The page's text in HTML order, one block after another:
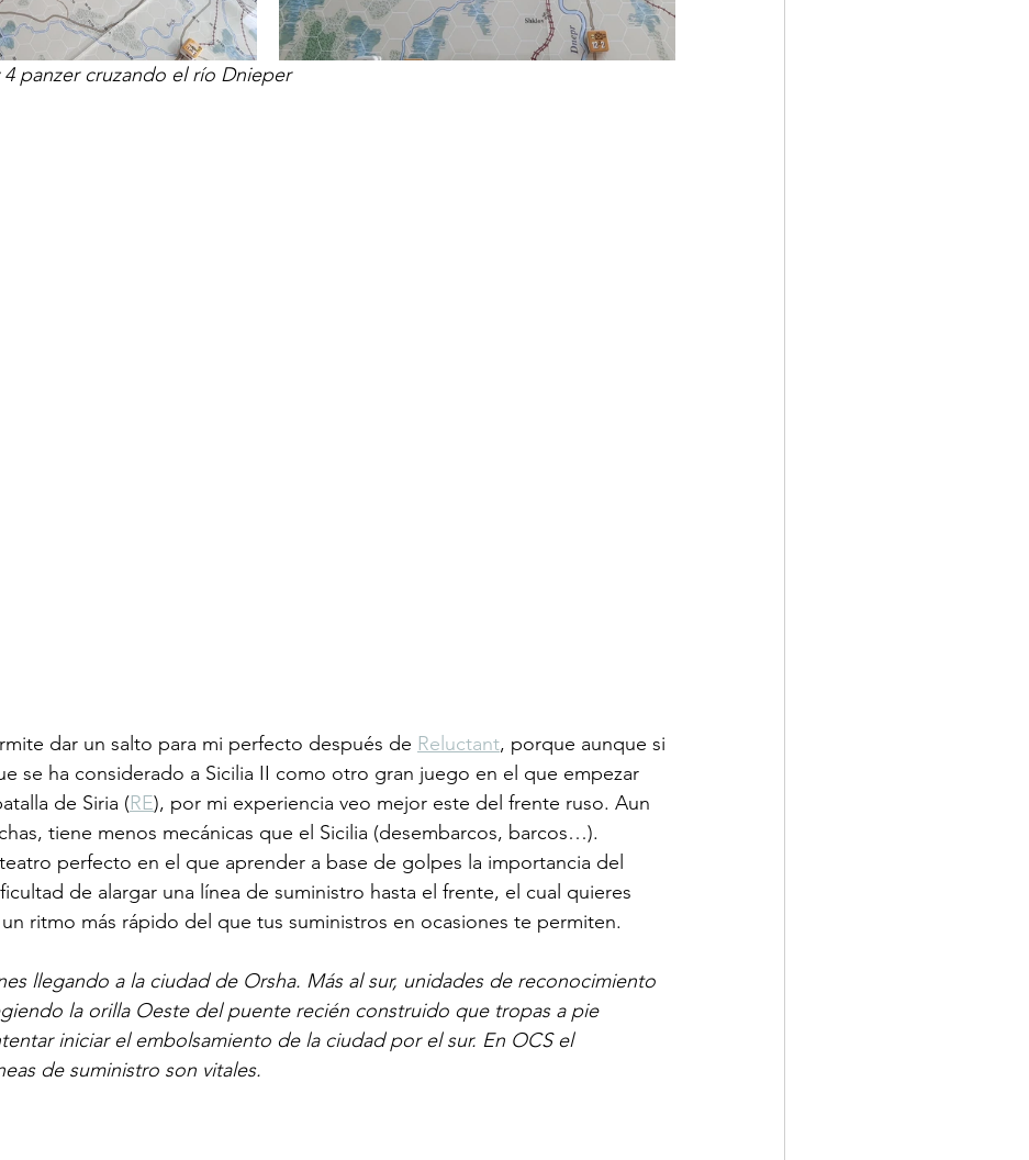
panzer cruzando el río Dnieper
dar un salto para mi perfecto después de Reluctant, porque aunque si
se ha considerado a Sicilia II como otro gran juego en el que empezar
de Siria (RE), por mi experiencia veo mejor este del frente ruso. Aun
tiene menos mecánicas que el Sicilia (desembarcos, barcos…).
perfecto en el que aprender a base de golpes la importancia del
de alargar una línea de suministro hasta el frente, el cual quieres
un ritmo más rápido del que tus suministros en ocasiones te permiten.
llegando a la ciudad de Orsha. Más al sur, unidades de reconocimiento
la orilla Oeste del puente recién construido que tropas a pie
iniciar el embolsamiento de la ciudad por el sur. En OCS el
de suministro son vitales.